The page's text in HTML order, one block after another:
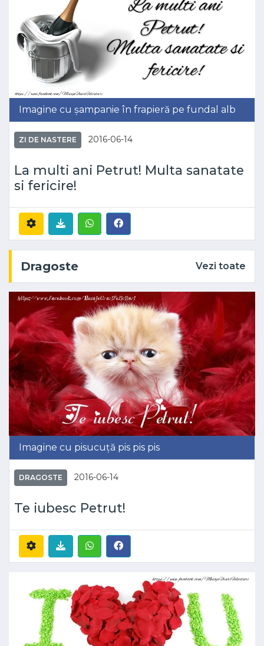
Imagine cu șampanie în frapieră pe fundal alb
ZI DE NASTERE 2016-06-14
La multi ani Petrut! Multa sanatate
si fericire!
Dragoste Vezi toate
Imagine cu pisucuță pis pis pis
DRAGOSTE 2016-06-14
Te iubesc Petrut!